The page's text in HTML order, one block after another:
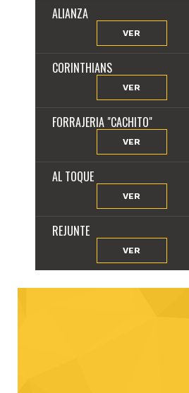
ALIANZA
VER
CORINTHIANS
VER
FORRAJERIA "CACHITO"
VER
AL TOQUE
VER
REJUNTE
VER